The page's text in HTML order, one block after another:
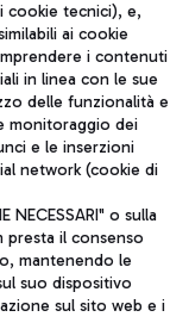
cookie tecnici), e,
ai cookie
i contenuti
in linea con le sue
delle funzionalità e
monitoraggio dei
e le inserzioni
network (cookie di
NECESSARI" o sulla
presta il consenso
mantenendo le
suo dispositivo
sul sito web e i